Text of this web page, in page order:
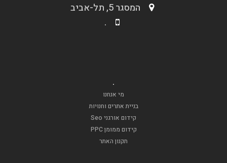
המסגר 5, תל-אביב
.
.
מי אנחנו
בניית אתרים וחנויות
קידום אורגני Seo
קידום ממומן PPC
תקנון האתר